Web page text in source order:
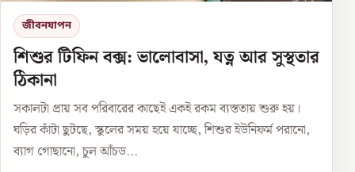
জীবনযাপন
শিশুর টিফিন বক্স: ভালোবাসা, যত্ন আর সুস্থতার
ঠিকানা
সকালটা প্রায় সব পরিবারের কাছেই একই রকম ব্যস্ততায় শুরু হয়।
ঘড়ির কাঁটা ছুটছে, স্কুলের সময় হয়ে যাচ্ছে, শিশুর ইউনিফর্ম পরানো,
ব্যাগ গোছানো, চুল আঁচড...